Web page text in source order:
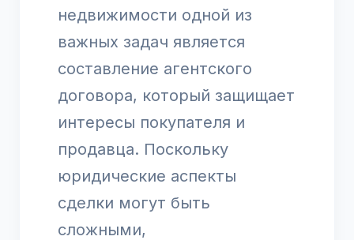
недвижимости одной из
важных задач является
составление агентского
договора, который защищает
интересы покупателя и
продавца. Поскольку
юридические аспекты
сделки могут быть
сложными,